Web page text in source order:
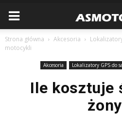
Strona główna Akcesoria
motocykli
Akcesoria Lokalizatory GPS do
Ile kosztuje